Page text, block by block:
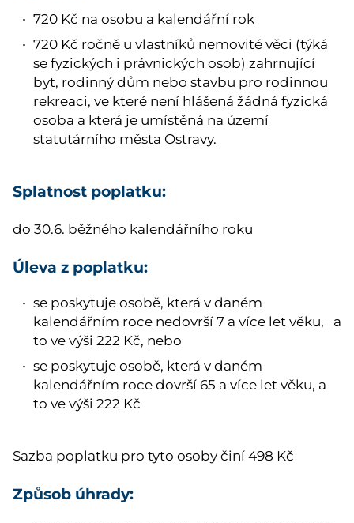
720 Kč na osobu a kalendářní rok
720 Kč ročně u vlastníků nemovité věci (týká
se fyzických i právnických osob) zahrnující
byt, rodinný dům nebo stavbu pro rodinnou
rekreaci, ve které není hlášená žádná fyzická
osoba a která je umístěná na území
statutárního města Ostravy.
Splatnost poplatku:
do 30.6. běžného kalendářního roku
Úleva z poplatku:
se poskytuje osobě, která v daném
kalendářním roce nedovrší 7 a více let věku, a
to ve výši 222 Kč, nebo
se poskytuje osobě, která v daném
kalendářním roce dovrší 65 a více let věku, a
to ve výši 222 Kč
Sazba poplatku pro tyto osoby činí 498 Kč
Způsob úhrady: